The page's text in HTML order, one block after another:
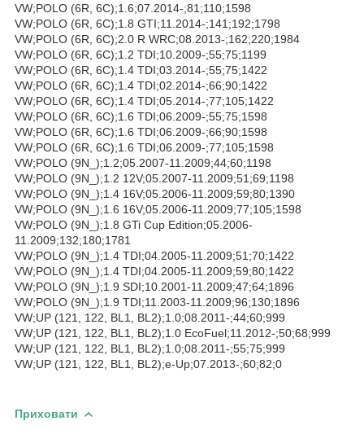
VW;POLO (6R, 6C);1.6;07.2014-;81;110;1598
VW;POLO (6R, 6C);1.8 GTI;11.2014-;141;192;1798
VW;POLO (6R, 6C);2.0 R WRC;08.2013-;162;220;1984
VW;POLO (6R, 6C);1.2 TDI;10.2009-;55;75;1199
VW;POLO (6R, 6C);1.4 TDI;03.2014-;55;75;1422
VW;POLO (6R, 6C);1.4 TDI;02.2014-;66;90;1422
VW;POLO (6R, 6C);1.4 TDI;05.2014-;77;105;1422
VW;POLO (6R, 6C);1.6 TDI;06.2009-;55;75;1598
VW;POLO (6R, 6C);1.6 TDI;06.2009-;66;90;1598
VW;POLO (6R, 6C);1.6 TDI;06.2009-;77;105;1598
VW;POLO (9N_);1.2;05.2007-11.2009;44;60;1198
VW;POLO (9N_);1.2 12V;05.2007-11.2009;51;69;1198
VW;POLO (9N_);1.4 16V;05.2006-11.2009;59;80;1390
VW;POLO (9N_);1.6 16V;05.2006-11.2009;77;105;1598
VW;POLO (9N_);1.8 GTi Cup Edition;05.2006-
11.2009;132;180;1781
VW;POLO (9N_);1.4 TDI;04.2005-11.2009;51;70;1422
VW;POLO (9N_);1.4 TDI;04.2005-11.2009;59;80;1422
VW;POLO (9N_);1.9 SDI;10.2001-11.2009;47;64;1896
VW;POLO (9N_);1.9 TDI;11.2003-11.2009;96;130;1896
VW;UP (121, 122, BL1, BL2);1.0;08.2011-;44;60;999
VW;UP (121, 122, BL1, BL2);1.0 EcoFuel;11.2012-;50;68;999
VW;UP (121, 122, BL1, BL2);1.0;08.2011-;55;75;999
VW;UP (121, 122, BL1, BL2);e-Up;07.2013-;60;82;0
Приховати